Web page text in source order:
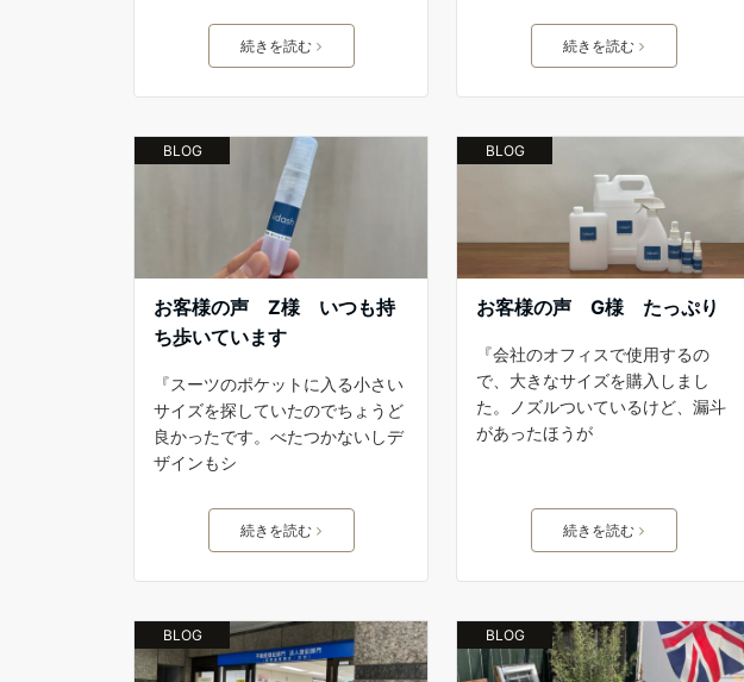
続きを読む 続きを読む
BLOG
お客様の声 Z様 いつも持
ち歩いています
『スーツのポケットに入る小さい
サイズを探していたのでちょうど
良かったです。べたつかないしデ
ザインもシ
続きを読む
BLOG
お客様の声 G様 たっぷり
『会社のオフィスで使用するの
で、大きなサイズを購入しまし
た。ノズルついているけど、漏斗
があったほうが
続きを読む
BLOG BLOG